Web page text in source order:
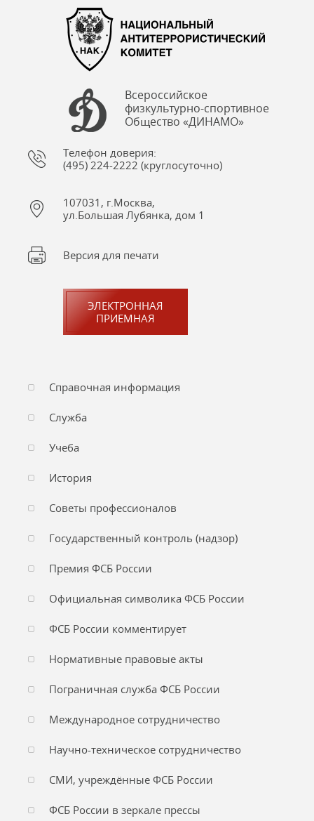
Всероссийское
физкультурно-спортивное
Общество «ДИНАМО»
Телефон доверия:
(495) 224-2222 (круглосуточно)
107031, г.Москва,
ул.Большая Лубянка, дом 1
Версия для печати
ЭЛЕКТРОННАЯ
ПРИЕМНАЯ
Справочная информация
Служба
Учеба
История
Советы профессионалов
Государственный контроль (надзор)
Премия ФСБ России
Официальная символика ФСБ России
ФСБ России комментирует
Нормативные правовые акты
Пограничная служба ФСБ России
Международное сотрудничество
Научно-техническое сотрудничество
СМИ, учреждённые ФСБ России
ФСБ России в зеркале прессы